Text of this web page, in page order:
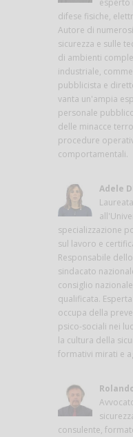
esperto
difese fisiche,
Autore di
sicurezza e sulle
di ambienti
industriale,
pubblicista e
vanta un'ampia
personale
delle minacce
procedure
comportamentali.
Adele
specializzazione
sul lavoro e
Responsabile
sindacato
consiglio
qualificata.
occupa della
psico-sociali nei
la cultura della
formativi mirati e
consulente,